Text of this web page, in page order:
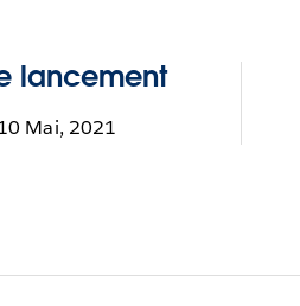
lancement
Mai, 2021